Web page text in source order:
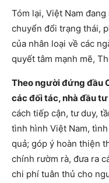
Tóm lại, Việt Nam
chuyển đổi trạng thái,
của nhân loại về các
quyết tâm mạnh mẽ,
Theo người đứng đầu
các đối tác, nhà đầu
cách tiếp cận, tư duy,
tình hình Việt Nam,
quả; góp ý hoàn thiện
chính rườm rà, đưa ra
chi phí tuân thủ cho